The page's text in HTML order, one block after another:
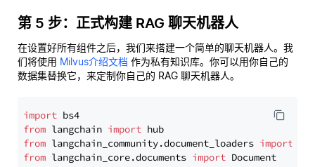
第 5 步：正式构建 RAG 聊天机器人
在设置好所有组件之后，我们来搭建一个简单的聊天机器人。我
们将使用 Milvus介绍文档 作为私有知识库。你可以用你自己的
数据集替换它，来定制你自己的 RAG 聊天机器人。
import
from langchain import
from langchain_community.document_loaders import
from langchain_core.documents import